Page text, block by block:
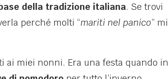
della tradizione italiana. Se trovi
perché molti “mariti nel panico” mi
ai miei nonni. Era una festa quando in